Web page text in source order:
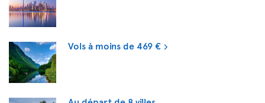
Vols à moins de 469 €